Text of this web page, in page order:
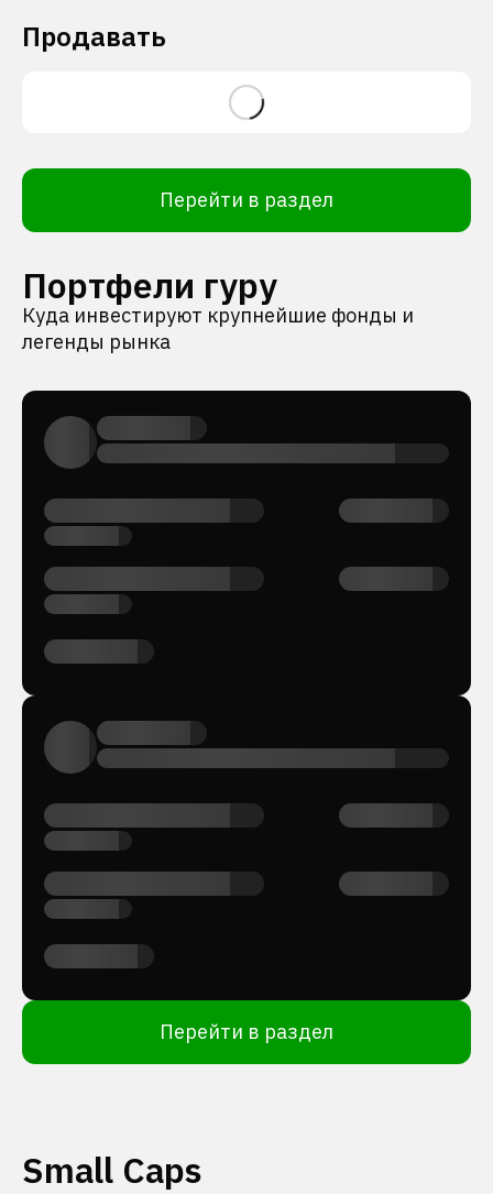
Продавать
Перейти в раздел
Портфели гуру
Куда инвестируют крупнейшие фонды и
легенды рынка
Перейти в раздел
Small Caps